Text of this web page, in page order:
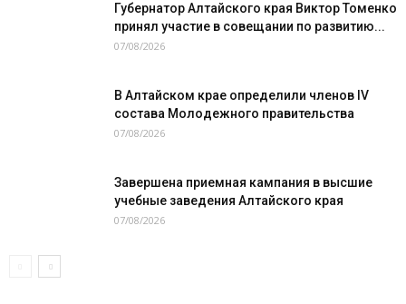
Губернатор Алтайского края Виктор Томенко
принял участие в совещании по развитию...
07/08/2026
В Алтайском крае определили членов IV
состава Молодежного правительства
07/08/2026
Завершена приемная кампания в высшие
учебные заведения Алтайского края
07/08/2026